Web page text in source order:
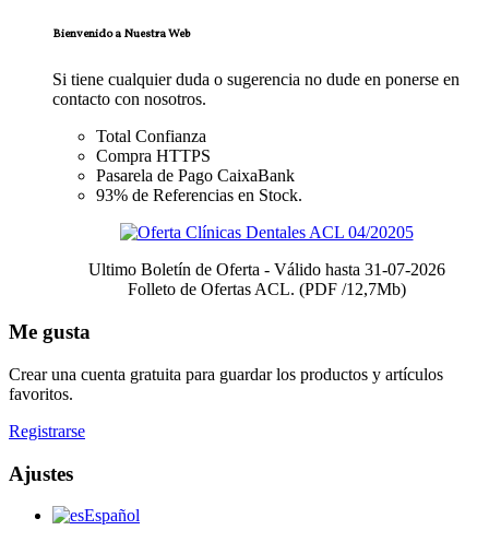
Bienvenido a Nuestra Web
Si tiene cualquier duda o sugerencia no dude en ponerse en
contacto con nosotros.
Total Confianza
Compra HTTPS
Pasarela de Pago CaixaBank
93% de Referencias en Stock.
Ultimo Boletín de Oferta - Válido hasta 31-07-2026
Folleto de Ofertas ACL. (PDF /12,7Mb)
Me gusta
Crear una cuenta gratuita para guardar los productos y artículos
favoritos.
Registrarse
Ajustes
Español